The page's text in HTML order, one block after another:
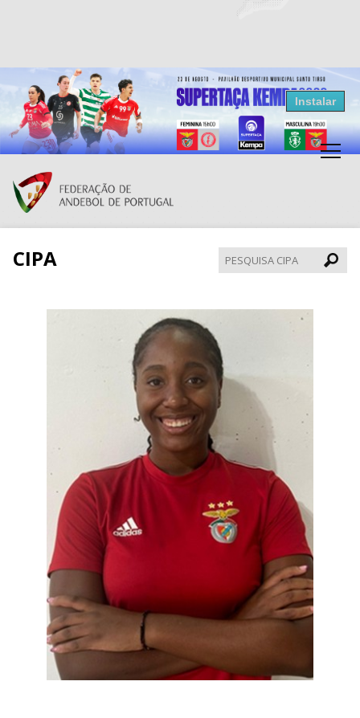
Resultados Andebol
Federação de Andebol de Portugal
Grátis - Disponivel na Play Store
Instalar
CIPA
CIPA